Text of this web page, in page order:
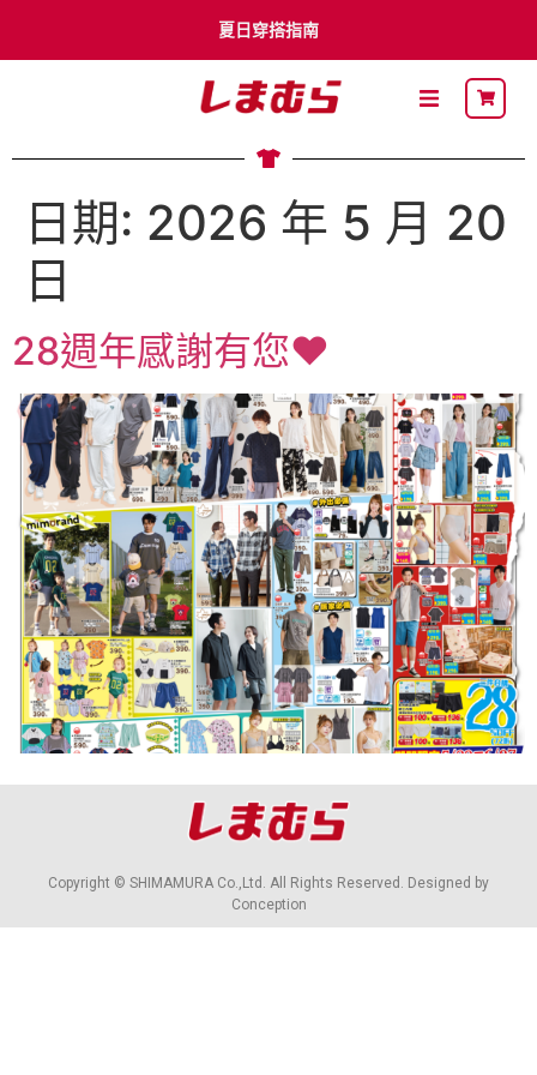
夏日穿搭指南
李多慧 x Shimamura
卡通明星
流行穿搭
自有品牌
聯名品牌
社員募集
店舖情報
日期: 2026 年 5 月 20
日
28週年感謝有您♥
Copyright © SHIMAMURA Co.,Ltd. All Rights Reserved. Designed by
Conception